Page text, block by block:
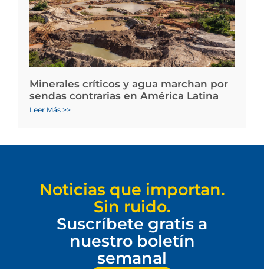
Minerales críticos y agua marchan por
sendas contrarias en América Latina
Leer Más >>
Noticias que importan.
Sin ruido.
Suscríbete gratis a
nuestro boletín
semanal